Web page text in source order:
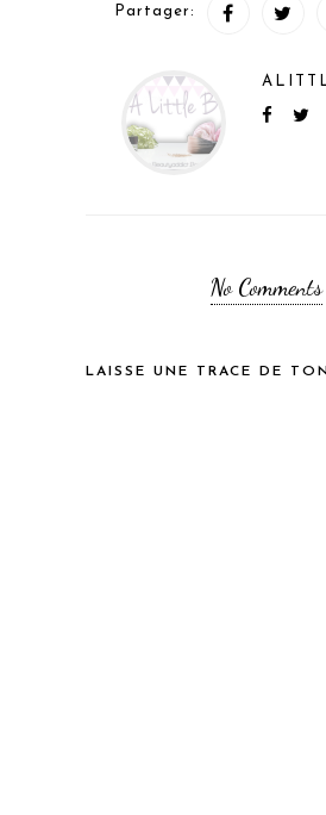
Partager:
No Comments
LAISSE UNE TRACE DE